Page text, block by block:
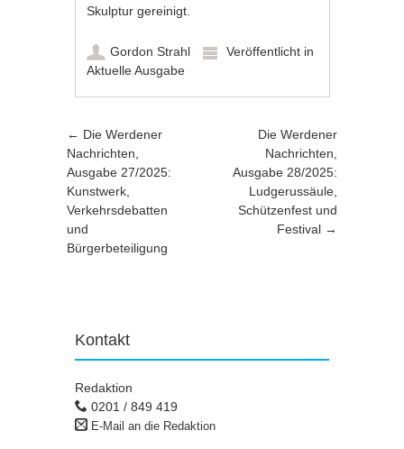
Skulptur gereinigt.
Gordon Strahl
Veröffentlicht in
Aktuelle Ausgabe
Artikel-Navigation
← Die Werdener
Nachrichten,
Ausgabe 27/2025:
Kunstwerk,
Verkehrsdebatten
und
Bürgerbeteiligung
Die Werdener
Nachrichten,
Ausgabe 28/2025:
Ludgerussäule,
Schützenfest und
Festival →
Kontakt
Redaktion
0201 / 849 419
E-Mail an die Redaktion